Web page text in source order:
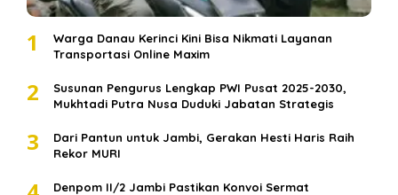
1
Warga Danau Kerinci Kini Bisa Nikmati Layanan
Transportasi Online Maxim
2
Susunan Pengurus Lengkap PWI Pusat 2025-2030,
Mukhtadi Putra Nusa Duduki Jabatan Strategis
3
Dari Pantun untuk Jambi, Gerakan Hesti Haris Raih
Rekor MURI
Denpom II/2 Jambi Pastikan Konvoi Sermat